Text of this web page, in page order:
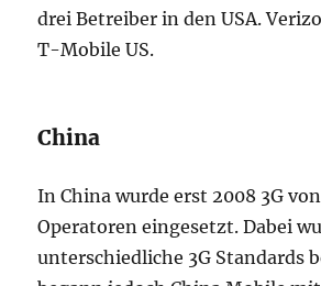
drei Betreiber in den USA.
T-Mobile US.
China
In China wurde erst 2008 3G
Operatoren eingesetzt. Dabei
unterschiedliche 3G Standards